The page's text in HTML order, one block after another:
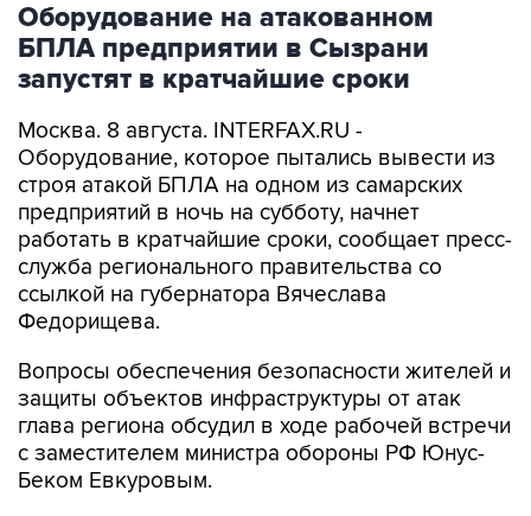
Оборудование на атакованном
БПЛА предприятии в Сызрани
запустят в кратчайшие сроки
Москва. 8 августа. INTERFAX.RU -
Оборудование, которое пытались вывести из
строя атакой БПЛА на одном из самарских
предприятий в ночь на субботу, начнет
работать в кратчайшие сроки, сообщает пресс-
служба регионального правительства со
ссылкой на губернатора Вячеслава
Федорищева.
Вопросы обеспечения безопасности жителей и
защиты объектов инфраструктуры от атак
глава региона обсудил в ходе рабочей встречи
с заместителем министра обороны РФ Юнус-
Беком Евкуровым.